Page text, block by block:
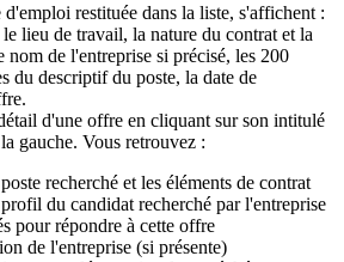
restituée dans la liste, s'affichent :
lieu de travail, la nature du contrat et la
nom de l'entreprise si précisé, les 200
du descriptif du poste, la date de
d'une offre en cliquant sur son intitulé
gauche. Vous retrouvez :
recherché et les éléments de contrat
du candidat recherché par l'entreprise
pour répondre à cette offre
de l'entreprise (si présente)